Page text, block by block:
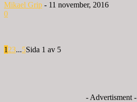
Mikael Grip - 11 november, 2016
0
1 23...5Sida 1 av 5
- Advertisment -